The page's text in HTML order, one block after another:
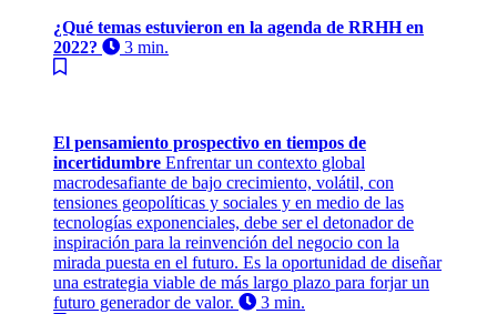
¿Qué temas estuvieron en la agenda de RRHH en
2022?
3 min.
El pensamiento prospectivo en tiempos de
incertidumbre Enfrentar un contexto global
macrodesafiante de bajo crecimiento, volátil, con
tensiones geopolíticas y sociales y en medio de las
tecnologías exponenciales, debe ser el detonador de
inspiración para la reinvención del negocio con la
mirada puesta en el futuro. Es la oportunidad de diseñar
una estrategia viable de más largo plazo para forjar un
futuro generador de valor.
3 min.